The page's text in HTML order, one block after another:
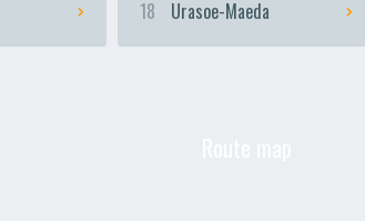
18 Urasoe-Maeda